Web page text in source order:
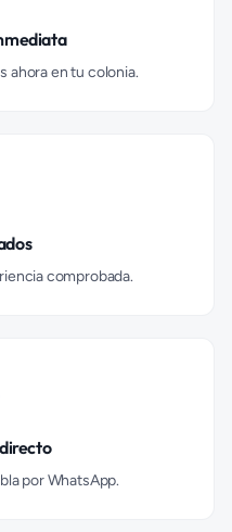
ahora en tu colonia.
comprobada.
por WhatsApp.